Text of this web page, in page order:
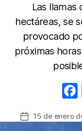
Las llamas
hectáreas, se
provocado
próximas
Fecha15 de enero